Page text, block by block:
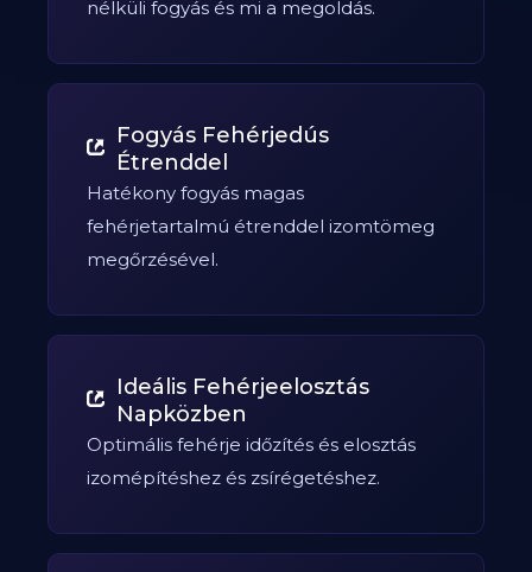
nélküli fogyás és mi a megoldás.
Fogyás Fehérjedús
Étrenddel
Hatékony fogyás magas
fehérjetartalmú étrenddel izomtömeg
megőrzésével.
Ideális Fehérjeelosztás
Napközben
Optimális fehérje időzítés és elosztás
izomépítéshez és zsírégetéshez.